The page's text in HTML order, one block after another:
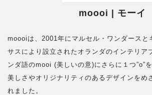
moooi | モーイ
moooiは、2001年にマルセル・ワンダースと
サスにより設立されたオランダのインテリア
ンダ語のmooi (美しいの意)にさらに１つ”o”
美しさやオリジナリティのあるデザインをめ
れました。